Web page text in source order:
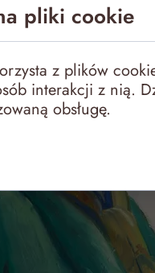
pliki cookie
z plików
interakcji z nią.
obsługę.